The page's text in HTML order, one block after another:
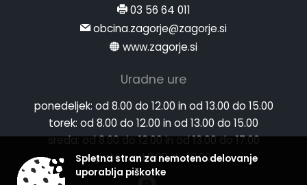
03 56 64 011
obcina.zagorje@zagorje.si
www.zagorje.si
Uradne ure
ponedeljek: od 8.00 do 12.00 in od 13.00 do 15.00
torek: od 8.00 do 12.00 in od 13.00 do 15.00
sreda:od 8.00 do 12.00 in od 13.00 do 17.00
petek:od 8.00 do 12.00
Spletna stran za nemoteno delovanje
uporablja piškotke